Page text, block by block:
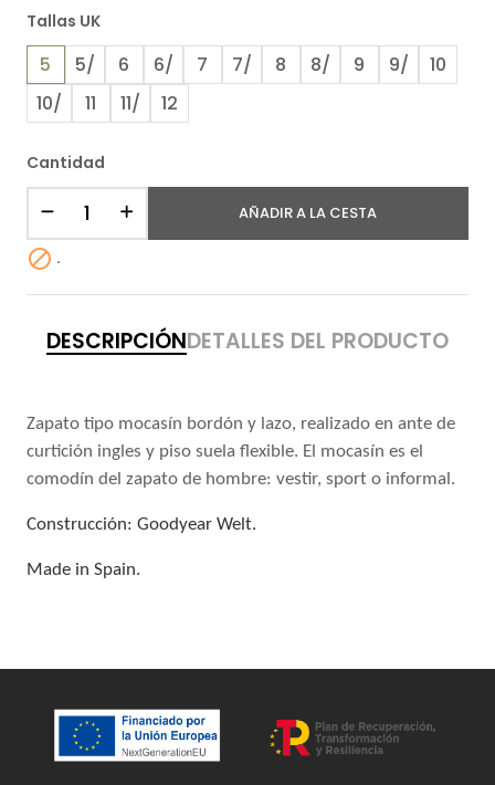
Tallas UK
5 5/ 6 6/ 7 7/ 8 8/ 9 9/
10
10/
11 11/ 12
Cantidad
AÑADIR A LA CESTA
 .
DESCRIPCIÓNDETALLES DEL PRODUCTO
Zapato tipo mocasín bordón y lazo, realizado en ante de
curtición ingles y piso suela flexible. El mocasín es el
comodín del zapato de hombre: vestir, sport o informal.
Construcción: Goodyear Welt.
Made in Spain.